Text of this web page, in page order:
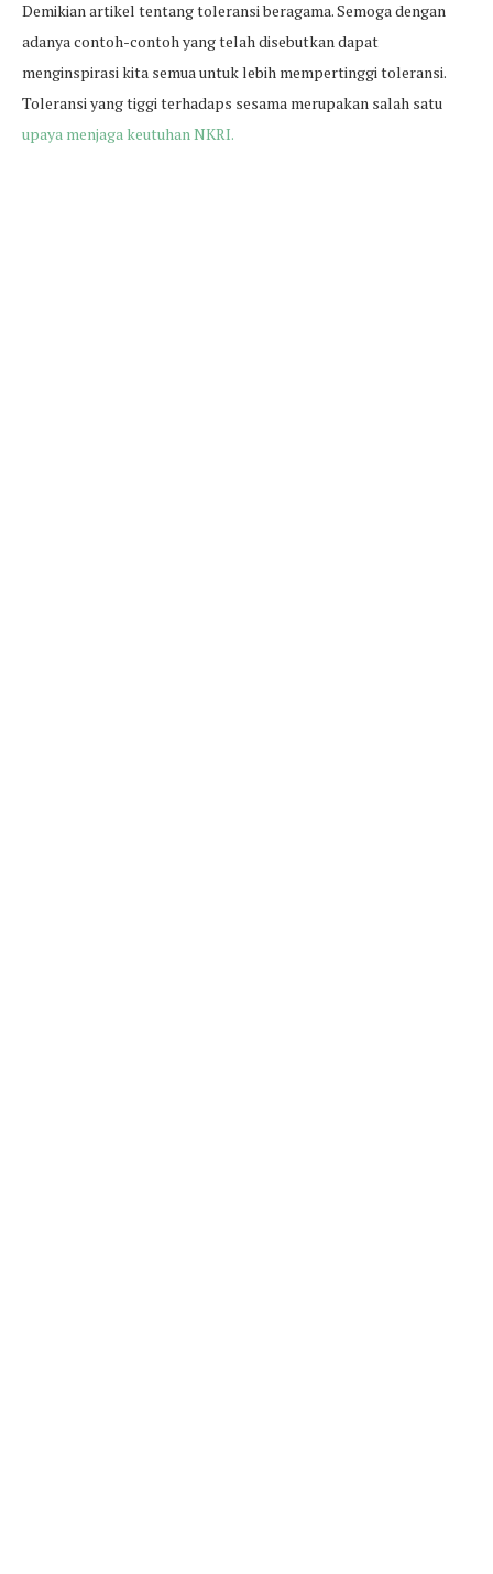
Demikian artikel tentang toleransi beragama. Semoga dengan
adanya contoh-contoh yang telah disebutkan dapat
menginspirasi kita semua untuk lebih mempertinggi toleransi.
Toleransi yang tiggi terhadaps sesama merupakan salah satu
upaya menjaga keutuhan NKRI.